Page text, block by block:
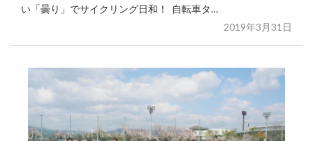
い「曇り」でサイクリング日和！ 自転車タ…
2019年3月31日